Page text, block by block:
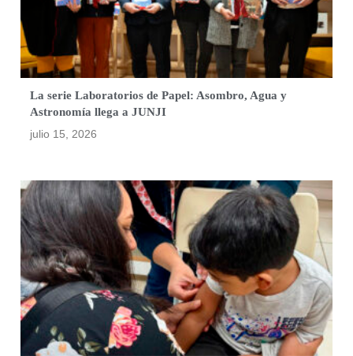
La serie Laboratorios de Papel: Asombro, Agua y
Astronomía llega a JUNJI
julio 15, 2026